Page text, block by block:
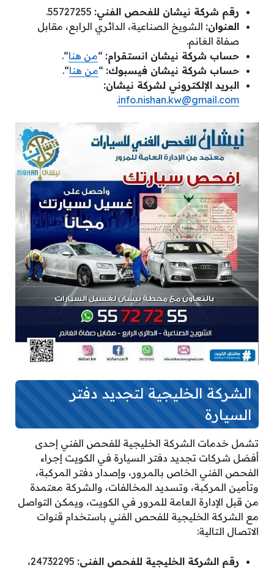
رقم شركة نيشان للفحص الفني:
العنوان: الشويخ الصناعية، الدائري الرابع، مقابل
صفاة الغانم.
حساب شركة نيشان انستقرام: “من هنا“.
حساب شركة نيشان فيسبوك: “من هنا“.
البريد الإلكتروني لشركة نيشان:
info.nishan.kw@gmail.com
.
الشركة الخليجية لتجديد دفتر
السيارة
تشمل خدمات الشركة الخليجية للفحص الفني إحدى
أفضل شركات تجديد دفتر السيارة في الكويت إجراء
الفحص الفني الخاص بالمرور، وإصدار دفتر المركبة،
وتأمين المركبة، وتسديد المخالفات، والشركة معتمدة
من قبل الإدارة العامة للمرور في الكويت، ويمكن التواصل
مع الشركة الخليجية للفحص الفني باستخدام قنوات
الاتصال التالية:
رقم الشركة الخليجية للفحص الفني:
24732295،